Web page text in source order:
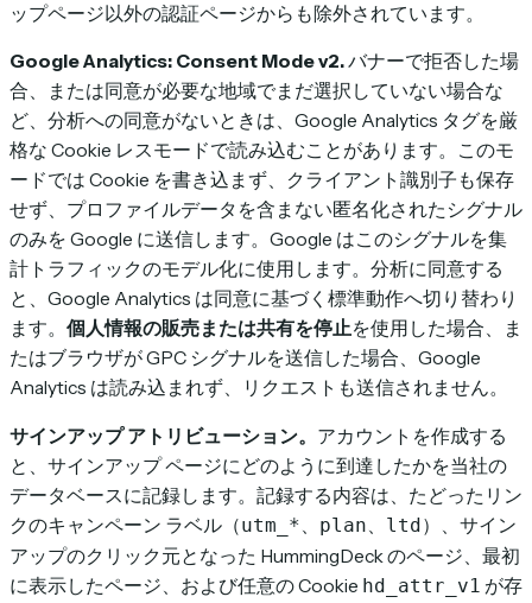
ップページ以外の認証ページからも除外されています。
Google Analytics: Consent Mode v2.バナーで拒否した場
合、または同意が必要な地域でまだ選択していない場合な
ど、分析への同意がないときは、Google Analytics タグを厳
格な Cookie レスモードで読み込むことがあります。このモ
ードでは Cookie を書き込まず、クライアント識別子も保存
せず、プロファイルデータを含まない匿名化されたシグナル
のみを Google に送信します。Google はこのシグナルを集
計トラフィックのモデル化に使用します。分析に同意する
と、Google Analytics は同意に基づく標準動作へ切り替わり
ます。 個人情報の販売または共有を停止を使用した場合、ま
たはブラウザが GPC シグナルを送信した場合、Google
Analytics は読み込まれず、リクエストも送信されません。
サインアップ アトリビューション。 アカウントを作成する
と、サインアップ ページにどのように到達したかを当社の
データベースに記録します。記録する内容は、たどったリン
クのキャンペーン ラベル（utm_* plan ltd ）、サイン
アップのクリック元となった HummingDeck のページ、最初
に表示したページ、および任意の Cookie hd_attr_v1 が存